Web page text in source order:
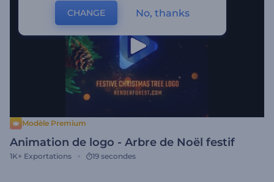
Modèle Premium
Animation de logo - Arbre de Noël festif
1K+ Exportations 19 secondes
CHANGE No, thanks